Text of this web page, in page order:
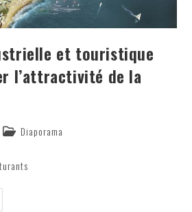
et touristique
l’attractivité de la
PostDiaporama